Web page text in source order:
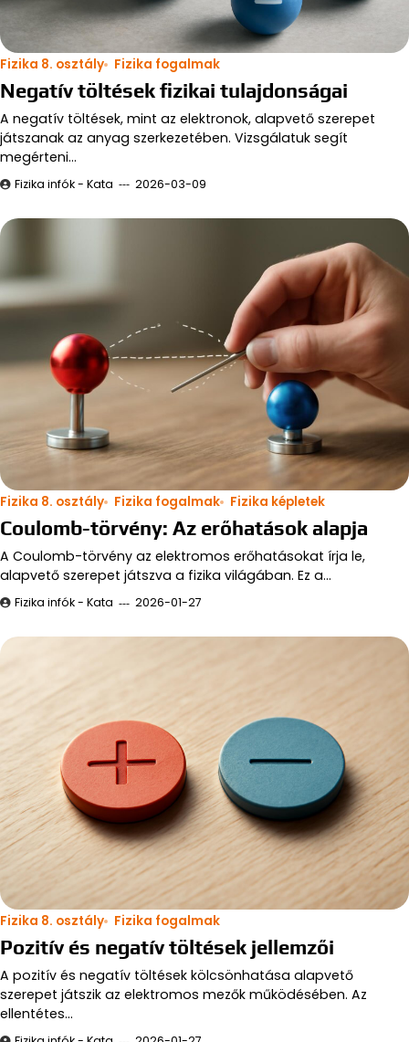
Fizika 8. osztály Fizika fogalmak
Negatív töltések fizikai tulajdonságai
A negatív töltések, mint az elektronok, alapvető szerepet
játszanak az anyag szerkezetében. Vizsgálatuk segít
megérteni…
Fizika infók - Kata 2026-03-09
Fizika 8. osztály Fizika fogalmak Fizika képletek
Coulomb-törvény: Az erőhatások alapja
A Coulomb-törvény az elektromos erőhatásokat írja le,
alapvető szerepet játszva a fizika világában. Ez a…
Fizika infók - Kata 2026-01-27
Fizika 8. osztály Fizika fogalmak
Pozitív és negatív töltések jellemzői
A pozitív és negatív töltések kölcsönhatása alapvető
szerepet játszik az elektromos mezők működésében. Az
ellentétes…